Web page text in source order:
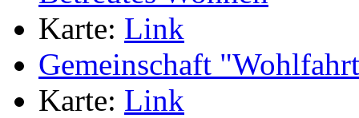
Karte: Link
Gemeinschaft
Karte: Link